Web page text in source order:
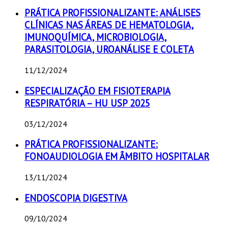
PRÁTICA PROFISSIONALIZANTE: ANÁLISES
CLÍNICAS NAS ÁREAS DE HEMATOLOGIA,
IMUNOQUÍMICA, MICROBIOLOGIA,
PARASITOLOGIA, UROANÁLISE E COLETA
11/12/2024
ESPECIALIZAÇÃO EM FISIOTERAPIA
RESPIRATÓRIA – HU USP 2025
03/12/2024
PRÁTICA PROFISSIONALIZANTE:
FONOAUDIOLOGIA EM ÂMBITO HOSPITALAR
13/11/2024
ENDOSCOPIA DIGESTIVA
09/10/2024